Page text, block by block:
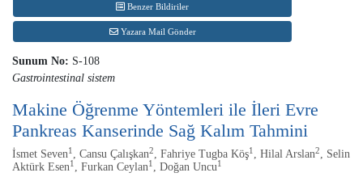
Benzer Bildiriler
Yazara Mail Gönder
Sunum No: S-108
Gastrointestinal sistem
Makine Öğrenme Yöntemleri ile İleri Evre
Pankreas Kanserinde Sağ Kalım Tahmini
İsmet Seven1 , Cansu Çalışkan2 , Fahriye Tugba Köş1 , Hilal Arslan2
, Selin
Aktürk Esen1 , Furkan Ceylan1 , Doğan Uncu1